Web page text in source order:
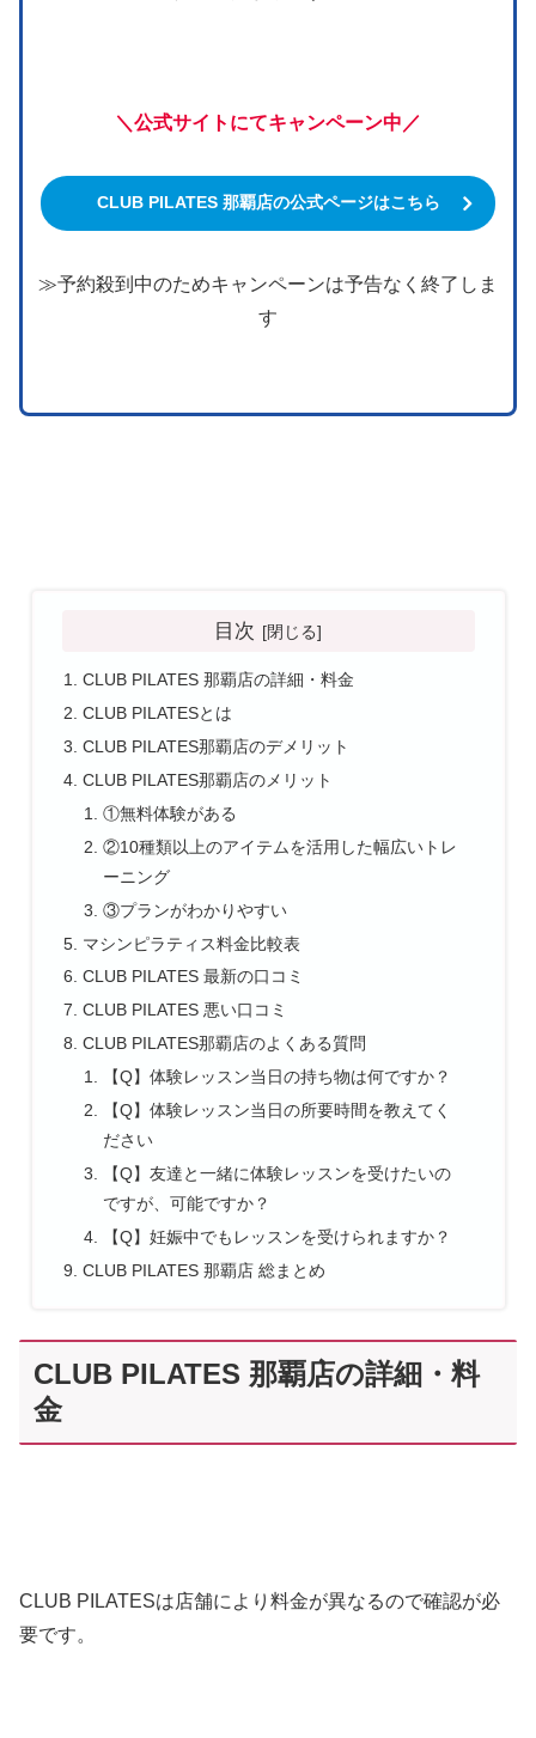
＼公式サイトにてキャンペーン中／
CLUB PILATES 那覇店の公式ページはこちら
≫予約殺到中のためキャンペーンは予告なく終了しま
す
目次
CLUB PILATES 那覇店の詳細・料金
CLUB PILATESとは
CLUB PILATES那覇店のデメリット
CLUB PILATES那覇店のメリット
①無料体験がある
②10種類以上のアイテムを活用した幅広いトレ
ーニング
③プランがわかりやすい
マシンピラティス料金比較表
CLUB PILATES 最新の口コミ
CLUB PILATES 悪い口コミ
CLUB PILATES那覇店のよくある質問
【Q】体験レッスン当日の持ち物は何ですか？
【Q】体験レッスン当日の所要時間を教えてく
ださい
【Q】友達と一緒に体験レッスンを受けたいの
ですが、可能ですか？
【Q】妊娠中でもレッスンを受けられますか？
CLUB PILATES 那覇店 総まとめ
CLUB PILATES 那覇店の詳細・料
金
CLUB PILATESは店舗により料金が異なるので確認が必
要です。